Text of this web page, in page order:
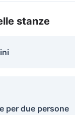
stanze
per due persone